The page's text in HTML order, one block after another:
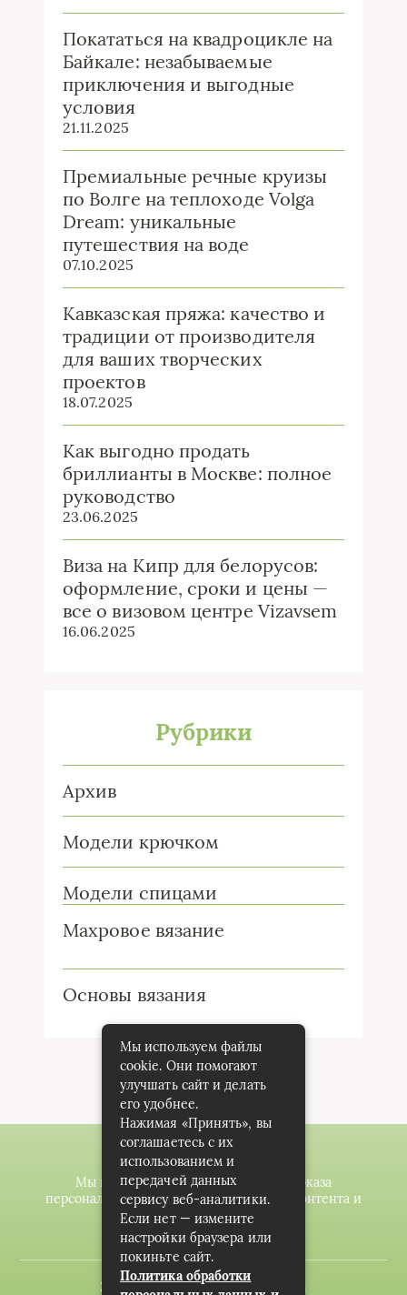
Покататься на квадроцикле на
Байкале: незабываемые
приключения и выгодные
условия
21.11.2025
Премиальные речные круизы
по Волге на теплоходе Volga
Dream: уникальные
путешествия на воде
07.10.2025
Кавказская пряжа: качество и
традиции от производителя
для ваших творческих
проектов
18.07.2025
Как выгодно продать
бриллианты в Москве: полное
руководство
23.06.2025
Виза на Кипр для белорусов:
оформление, сроки и цены —
все о визовом центре Vizavsem
16.06.2025
Рубрики
Архив
Модели крючком
Модели спицами
Махровое вязание
Основы вязания
Мы используем файлы cookie для показа
персонализированной рекламы и/или контента и
анализа нашего трафика.
2020-2023 © knitting-planet.com
Мы используем файлы
cookie. Они помогают
улучшать сайт и делать
его удобнее.
Нажимая «Принять», вы
соглашаетесь с их
использованием и
передачей данных
сервису веб-аналитики.
Если нет — измените
настройки браузера или
покиньте сайт.
Политика обработки